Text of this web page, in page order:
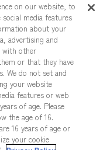
問い合わせ
シーポリシー
ィス
地域を選択する
テキスト・データの無断転
on our website, to
media features
about your
advertising and
with other
or that they have
We do not set and
your website
features or web
of age. Please
the age of 16.
16 years of age or
your cookie